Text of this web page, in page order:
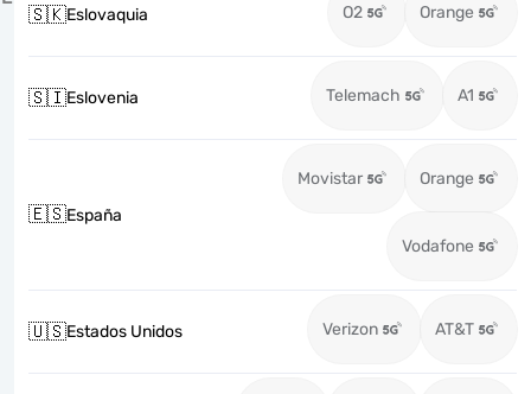
🇸🇰Eslovaquia O2 Orange
🇸🇮Eslovenia Telemach A1
🇪🇸España
Movistar Orange
Vodafone
🇺🇸Estados Unidos Verizon AT&T